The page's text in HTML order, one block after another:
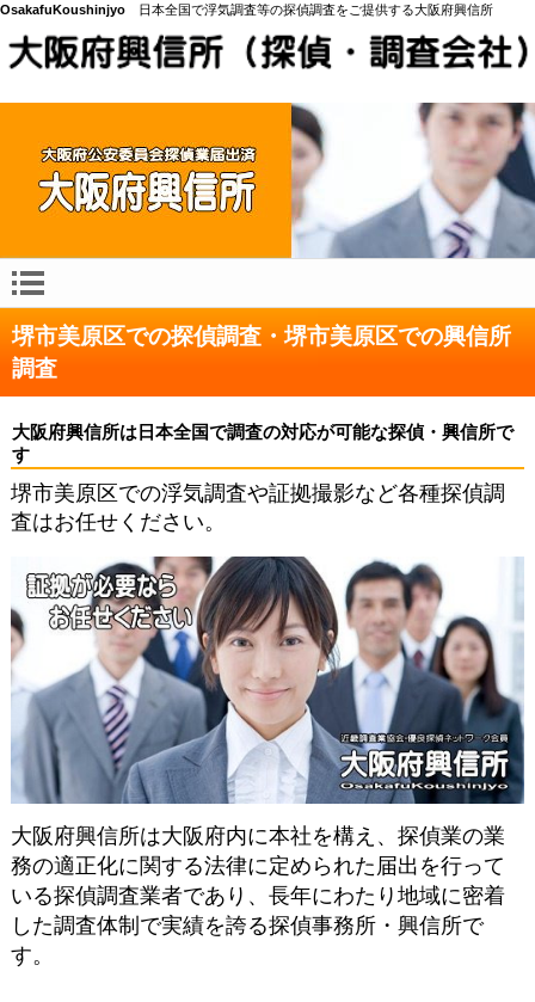
OsakafuKoushinjyo 日本全国で浮気調査等の探偵調査をご提供する大阪府興信所
堺市美原区での探偵調査・堺市美原区での興信所
調査
大阪府興信所は日本全国で調査の対応が可能な探偵・興信所で
す
堺市美原区での浮気調査や証拠撮影など各種探偵調
査はお任せください。
大阪府興信所は大阪府内に本社を構え、探偵業の業
務の適正化に関する法律に定められた届出を行って
いる探偵調査業者であり、長年にわたり地域に密着
した調査体制で実績を誇る探偵事務所・興信所で
す。